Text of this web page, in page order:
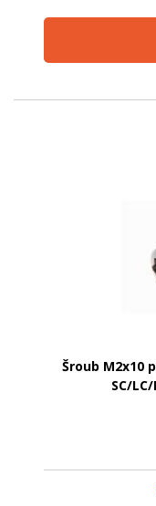
Šroub M2x10
SC/